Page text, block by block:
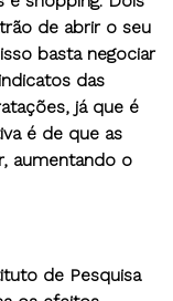
de abrir o seu
basta negociar
das
já que é
é de que as
aumentando o
de Pesquisa